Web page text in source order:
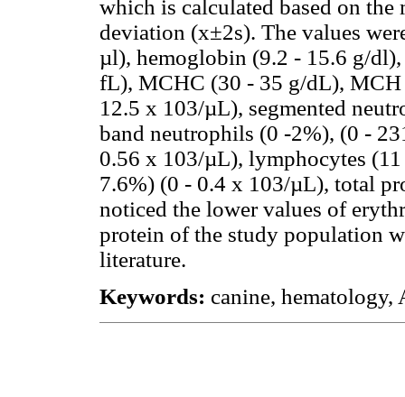
which is calculated based on
deviation (x±2s). The values
µl), hemoglobin (9.2 - 15.6 g/
fL), MCHC (30 - 35 g/dL), MCH
12.5 x 103/µL), segmented
band neutrophils (0 -2%), (0 -
0.56 x 103/µL), lymphocytes
7.6%) (0 - 0.4 x 103/µL), total
noticed the lower values of
protein of the study population
literature.
Keywords: canine, hematology,